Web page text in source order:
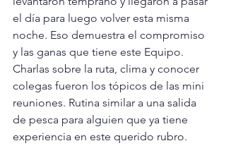
el día para luego volver esta misma
noche. Eso demuestra el compromiso
y las ganas que tiene este Equipo.
Charlas sobre la ruta, clima y conocer
colegas fueron los tópicos de las mini
reuniones. Rutina similar a una salida
de pesca para alguien que ya tiene
experiencia en este querido rubro.